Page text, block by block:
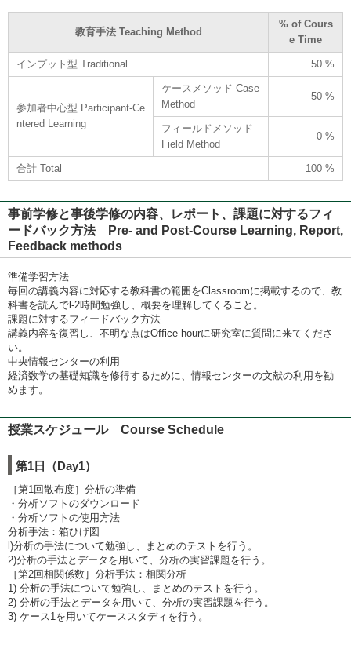
教育手法 Teaching Method
% of Cours
e Time
インプット型 Traditional 50 %
参加者中心型 Participant-Ce
ntered Learning
ケースメソッド Case
Method
50 %
フィールドメソッド
Field Method
0 %
合計 Total 100 %
事前学修と事後学修の内容、レポート、課題に対するフィ
ードバック方法 Pre- and Post-Course Learning, Report,
Feedback methods
準備学習方法
毎回の講義内容に対応する教科書の範囲をClassroomに掲載するので、教
科書を読んでl-2時間勉強し、概要を理解してくること。
課題に対するフィードバック方法
講義内容を復習し、不明な点はOffice hourに研究室に質問に来てくださ
い。
中央情報センターの利用
経済数学の基礎知識を修得するために、情報センターの文献の利用を勧
めます。
授業スケジュール Course Schedule
第1日（Day1）
［第1回散布度］分析の準備
・分析ソフトのダウンロード
・分析ソフトの使用方法
分析手法：箱ひげ図
l)分析の手法について勉強し、まとめのテストを行う。
2)分析の手法とデータを用いて、分析の実習課題を行う。
［第2回相関係数］分析手法：相関分析
1) 分析の手法について勉強し、まとめのテストを行う。
2) 分析の手法とデータを用いて、分析の実習課題を行う。
3) ケース1を用いてケーススタディを行う。